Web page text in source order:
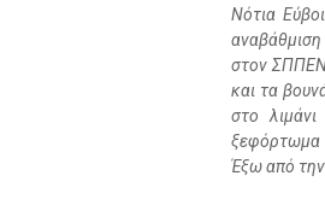
Νότια
στον
και τα
στο
ξεφόρτωμα
Έξω από